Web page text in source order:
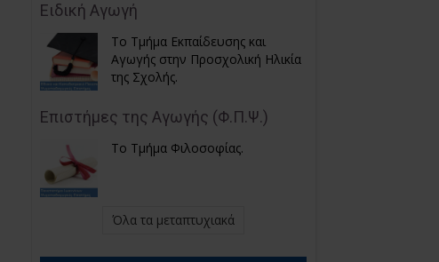
Ειδική Αγωγή
Το Τμήμα Εκπαίδευσης και
Αγωγής στην Προσχολική Ηλικία
της Σχολής.
Επιστήμες της Αγωγής (Φ.Π.Ψ.)
Το Τμήμα Φιλοσοφίας.
Όλα τα μεταπτυχιακά